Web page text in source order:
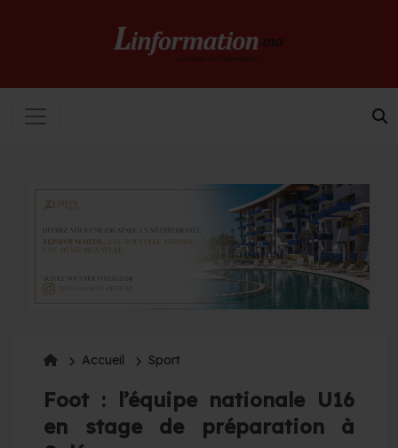
Accueil Sport
Foot : l’équipe nationale U16
en stage de préparation à